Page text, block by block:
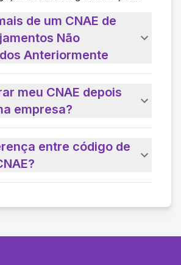
de um CNAE de
Não
Anteriormente
meu CNAE depois
empresa?
entre código de